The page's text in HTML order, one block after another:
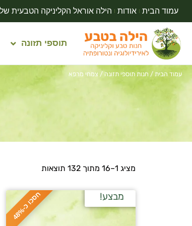
עמוד הבית אודות הילה אוראל הקליניקה הטבעית
תוספי תזונה
עמוד הבית / חנות תוספי תזונה / צמחי מרפא
מציג 1–16 מתוך 132 תוצאות
ח
ס
כ
ו
כ
-
4
8
% מבצע!